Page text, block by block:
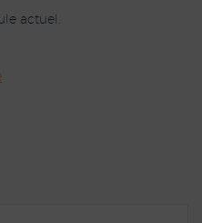
actuel.